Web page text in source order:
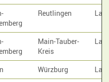
Reutlingen
Main-Tauber-
Kreis
Würzburg